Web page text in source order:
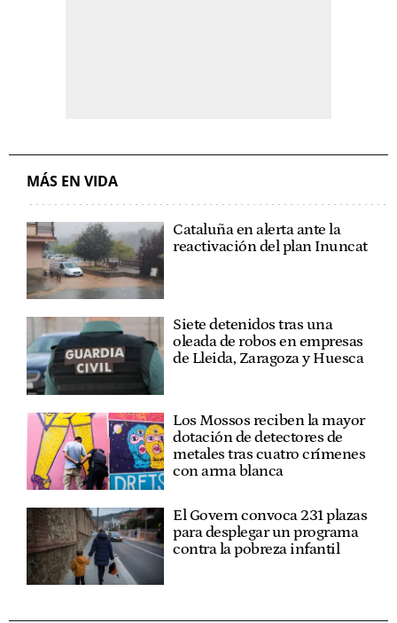
MÁS EN VIDA
Cataluña en alerta ante la
reactivación del plan Inuncat
Siete detenidos tras una
oleada de robos en empresas
de Lleida, Zaragoza y Huesca
Los Mossos reciben la mayor
dotación de detectores de
metales tras cuatro crímenes
con arma blanca
El Govern convoca 231 plazas
para desplegar un programa
contra la pobreza infantil